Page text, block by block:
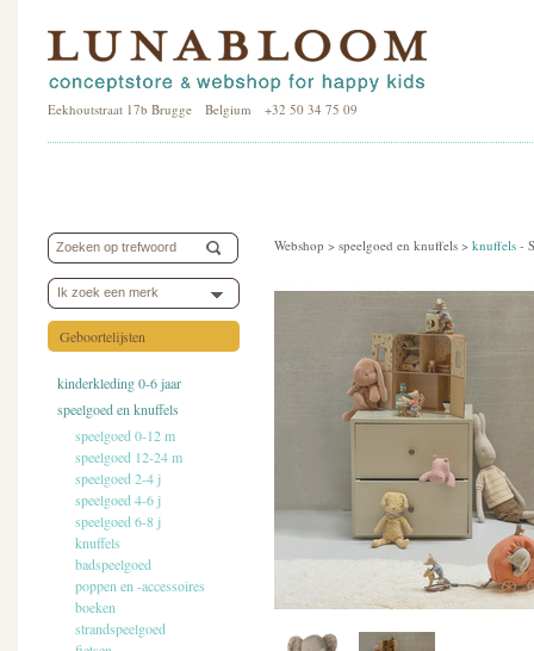
Eekhoutstraat 17b Brugge Belgium +32 50 34 75 09
Ik zoek een merk
Geboortelijsten
kinderkleding 0-6 jaar
speelgoed en knuffels
speelgoed 0-12 m
speelgoed 12-24 m
speelgoed 2-4 j
speelgoed 4-6 j
speelgoed 6-8 j
knuffels
badspeelgoed
poppen en -accessoires
boeken
strandspeelgoed
Webshop > speelgoed en knuffels > knuffels -